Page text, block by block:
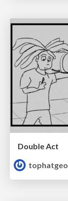
Double Act
tophatgeo